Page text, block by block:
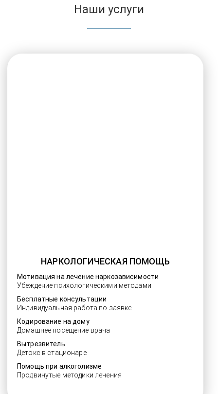
Наши услуги
НАРКОЛОГИЧЕСКАЯ ПОМОЩЬ
Мотивация на лечение наркозависимости
Убеждение психологическими методами
Бесплатные консультации
Индивидуальная работа по заявке
Кодирование на дому
Домашнее посещение врача
Вытрезвитель
Детокс в стационаре
Помощь при алкоголизме
Продвинутые методики лечения